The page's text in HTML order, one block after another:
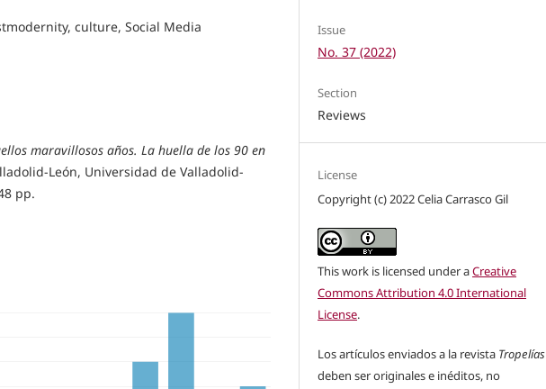
culture, Social Media
maravillosos años. La huella de los 90 en
León, Universidad de Valladolid-
pp.
Issue
No. 37 (2022)
Section
Reviews
License
Copyright (c) 2022 Celia Carrasco Gil
This work is licensed under aCreative
Commons Attribution 4.0 International
License.
Los artículos enviados a la revista Tropelías
deben ser originales e inéditos, no